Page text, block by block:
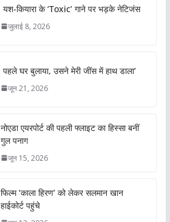
यश-कियारा के ‘Toxic’ गाने पर भड़के नेटिजंस
जुलाई 8, 2026
पहले घर बुलाया, उसने मेरी जींस में हाथ डाला’
जून 21, 2026
नोएडा एयरपोर्ट की पहली फ्लाइट का हिस्सा बनीं
गुल पनाग
जून 15, 2026
फिल्म ‘काला हिरण’ को लेकर सलमान खान
हाईकोर्ट पहुंचे